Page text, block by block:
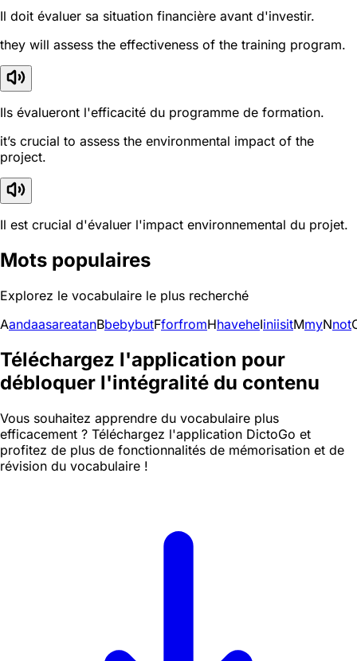
Il doit évaluer sa situation financière avant d'investir.
they will assess the effectiveness of the training program.
Ils évalueront l'efficacité du programme de formation.
it’s crucial to assess the environmental impact of the
project.
Il est crucial d'évaluer l'impact environnemental du projet.
Mots populaires
Explorez le vocabulaire le plus recherché
AandaasareatanBbebybutFforfromHhaveheIiniisitMmyNnot
Téléchargez l'application pour
débloquer l'intégralité du contenu
Vous souhaitez apprendre du vocabulaire plus
efficacement ? Téléchargez l'application DictoGo et
profitez de plus de fonctionnalités de mémorisation et de
révision du vocabulaire !